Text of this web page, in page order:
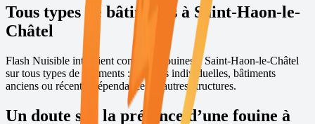
Tous types de bâtiments à Saint-Haon-le-
Châtel
Flash Nuisible intervient contre les fouines àSaint-Haon-le-Châtel
sur tous types de bâtiments : maisons individuelles, bâtiments
anciens ou récents, dépendances et autres structures.
Un doute sur la présence d’une fouine à